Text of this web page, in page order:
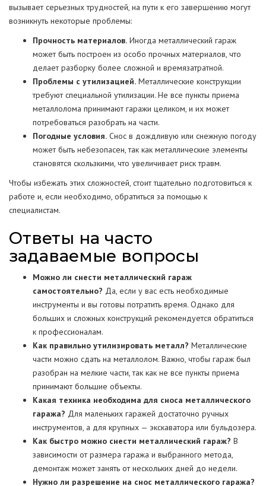
вызывает серьезных трудностей, на пути к его завершению могут
возникнуть некоторые проблемы:
Прочность материалов. Иногда металлический гараж
может быть построен из особо прочных материалов, что
делает разборку более сложной и времязатратной.
Проблемы с утилизацией. Металлические конструкции
требуют специальной утилизации. Не все пункты приема
металлолома принимают гаражи целиком, и их может
потребоваться разобрать на части.
Погодные условия. Снос в дождливую или снежную погоду
может быть небезопасен, так как металлические элементы
становятся скользкими, что увеличивает риск травм.
Чтобы избежать этих сложностей, стоит тщательно подготовиться к
работе и, если необходимо, обратиться за помощью к
специалистам.
Ответы на часто
задаваемые вопросы
Можно ли снести металлический гараж
самостоятельно? Да, если у вас есть необходимые
инструменты и вы готовы потратить время. Однако для
больших и сложных конструкций рекомендуется обратиться
к профессионалам.
Как правильно утилизировать металл? Металлические
части можно сдать на металлолом. Важно, чтобы гараж был
разобран на мелкие части, так как не все пункты приема
принимают большие объекты.
Какая техника необходима для сноса металлического
гаража? Для маленьких гаражей достаточно ручных
инструментов, а для крупных — экскаватора или бульдозера.
Как быстро можно снести металлический гараж? В
зависимости от размера гаража и выбранного метода,
демонтаж может занять от нескольких дней до недели.
Нужно ли разрешение на снос металлического гаража?